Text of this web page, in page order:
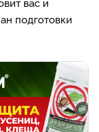
подготовки